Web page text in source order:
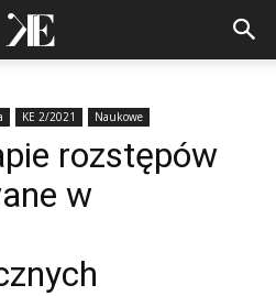
KE 2/2021 Naukowe
rozstępów
w